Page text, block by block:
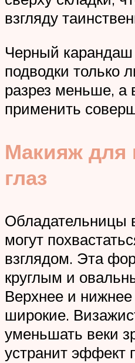
взгляду
Черный карандаш
подводки только
разрез меньше, а
применить
Макияж
глаз
Обладательницы
могут
взглядом. Эта
круглым и
Верхнее и
широкие.
уменьшать веки
устранит эффект